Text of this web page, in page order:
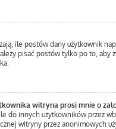
ile postów dany użytkownik
pisać postów tylko po to,
witryna prosi mnie o
do innych użytkowników przez
witryny przez anonimowych